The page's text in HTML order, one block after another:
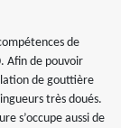
de
Afin de pouvoir
de gouttière
très doués.
s’occupe aussi de